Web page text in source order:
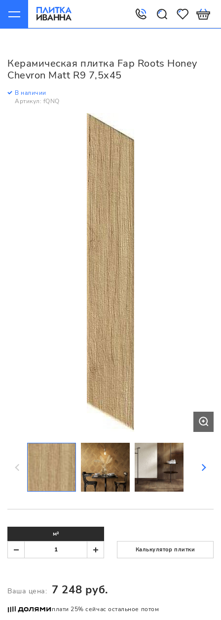
Керамическая плитка Fap Roots Honey
Chevron Matt R9 7,5x45
В наличии
Артикул: fQNQ
м²
Калькулятор плитки
Ваша цена: 7 248 руб.
плати 25% сейчас остальное потом